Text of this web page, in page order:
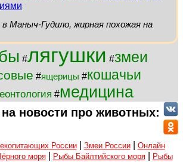
Маныч-Гудило, жирная похожая на
#лягушки #змеи
#ящерицы #кошачьи
#медицина
новости про животных:
России| Змеи России| Онлайн
моря| Рыбы Байлтийского моря|
Рыбы